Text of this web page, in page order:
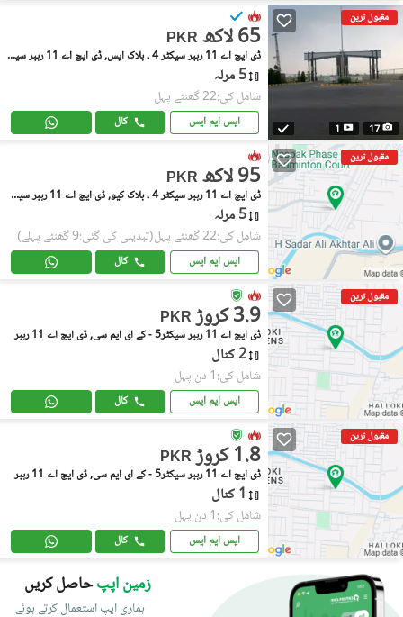
مقبول ترین
17
1
PKR 65 لاکھ
ڈی ایچ اے 11 رہبر سیکٹر 4 ۔ بلاک ایس, ڈی ایچ اے 11 رہبر سیکٹر 4
5 مرلہ
شامل کی:22 گھنٹے پہل
ایس ایم ایس کال
مقبول ترین
PKR 95 لاکھ
ڈی ایچ اے 11 رہبر سیکٹر 4 ۔ بلاک کیو, ڈی ایچ اے 11 رہبر سیکٹر 4
5 مرلہ
شامل کی:22 گھنٹے پہل (تبدیلی کی گئی:9 گھنٹے پہلے)
ایس ایم ایس کال
مقبول ترین
PKR 3.9 کروڑ
ڈی ایچ اے 11 رہبر سیکٹر5 - کے ای ایم سی, ڈی ایچ اے 11 رہبر
2 کنال
شامل کی:1 دن پہل
ایس ایم ایس کال
مقبول ترین
PKR 1.8 کروڑ
ڈی ایچ اے 11 رہبر سیکٹر5 - کے ای ایم سی, ڈی ایچ اے 11 رہبر
1 کنال
شامل کی:1 دن پہل
ایس ایم ایس کال
زمین اپپحاصل کریں
ہماری ایپ استعمال کرتے ہوئے